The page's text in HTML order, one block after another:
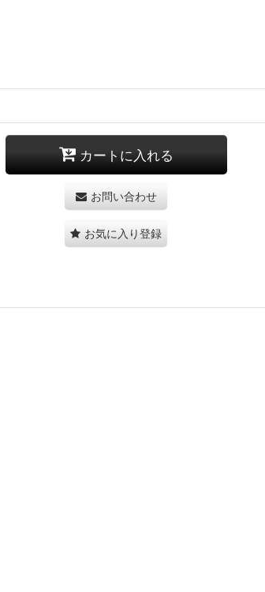
カートに入れる
お問い合わせ
お気に入り登録